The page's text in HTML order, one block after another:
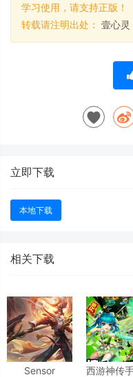
学习使用，请支持正版！
转载请注明出处： 壹心灵
立即下载
本地下载
相关下载
Sensor